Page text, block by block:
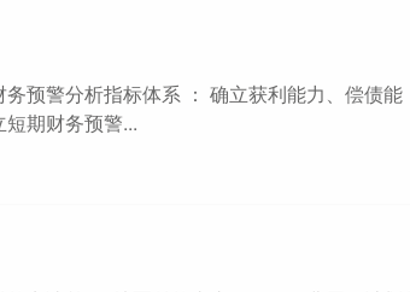
预警分析指标体系 ： 确立获利能力、偿债能
期财务预警...